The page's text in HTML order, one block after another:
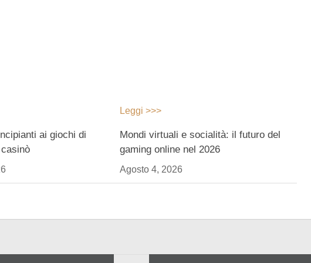
ai giochi di
Leggi >>>
Mondi virtuali e socialità: il futuro del
gaming online nel 2026
Agosto 4, 2026